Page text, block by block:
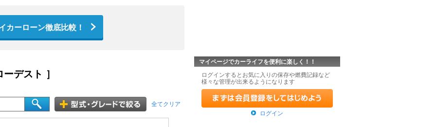
カーローン徹底比較！
デスト ］
全てクリア
マイページでカーライフを便利に楽しく！！
ログインするとお気に入りの保存や燃費記録など
様々な管理が出来るようになります
ログイン